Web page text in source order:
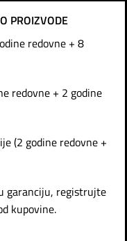
PROIZVODE
redovne + 8
redovne + 2 godine
(2 godine redovne +
garanciju, registrujte
kupovine.